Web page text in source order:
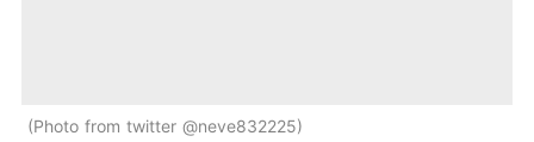
Photo from twitter @neve832225